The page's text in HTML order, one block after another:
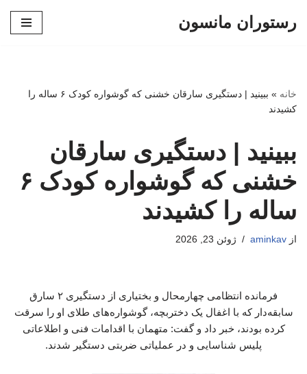
رستوران مانسون
خانه »
ببینید | دستگیری سارقان خشنی که گوشواره کودک ۶ ساله را
کشیدند
ببینید | دستگیری سارقان
خشنی که گوشواره کودک ۶
ساله را کشیدند
از aminkav ژوئن 23, 2026
فرمانده انتظامی چهارمحال و بختیاری از دستگیری ۲ سارق
سابقه‌دار که با اغفال یک دختربچه، گوشواره‌های طلای او را سرقت
کرده بودند، خبر داد و گفت: متهمان با اقدامات فنی و اطلاعاتی
پلیس شناسایی و در عملیاتی ضربتی دستگیر شدند.